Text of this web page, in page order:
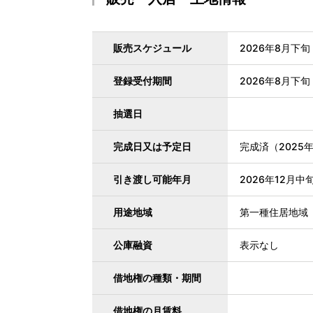
販売スケジュール 2026年8月下旬
登録受付期間 2026年8月下旬
抽選日
完成日又は予定日 完成済（2025
引き渡し可能年月 2026年12月中
用途地域 第一種住居地域
公庫融資 表示なし
借地権の種類・期間
借地権の月賃料